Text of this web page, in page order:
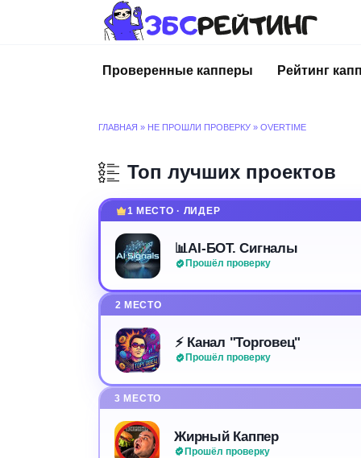
Проверенные капперы
Рейтинг
ГЛАВНАЯ » НЕ ПРОШЛИ ПРОВЕРКУ » OVERTIME
Топ лучших проектов
1 МЕСТО · ЛИДЕР
📊AI-БОТ. Сигналы
Прошёл проверку
2 МЕСТО
⚡️ Канал "Торговец"
Прошёл проверку
3 МЕСТО
Жирный Каппер
Прошёл проверку